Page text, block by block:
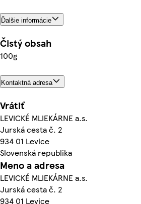
Ďalšie informácie
Čistý obsah
100g
Kontaktná adresa
Vrátiť
LEVICKÉ MLIEKÁRNE a.s.
Jurská cesta č. 2
934 01 Levice
Slovenská republika
Meno a adresa
LEVICKÉ MLIEKÁRNE a.s.
Jurská cesta č. 2
934 01 Levice